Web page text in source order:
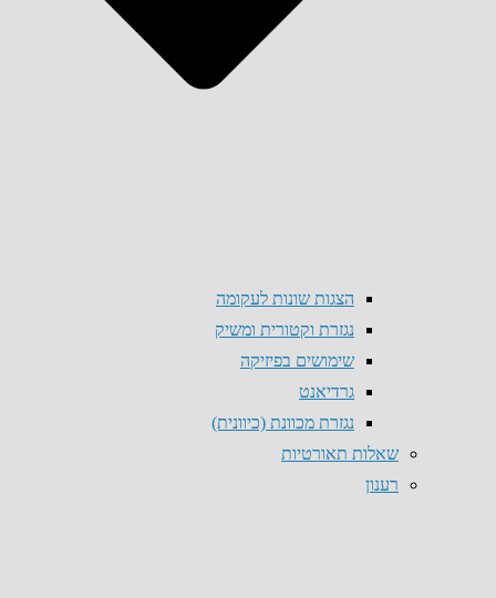
הצגות שונות לעקומה
נגזרת וקטורית ומשיק
שימושים בפיזיקה
גרדיאנט
נגזרת מכוונת (כיוונית)
שאלות תאורטיות
רענון